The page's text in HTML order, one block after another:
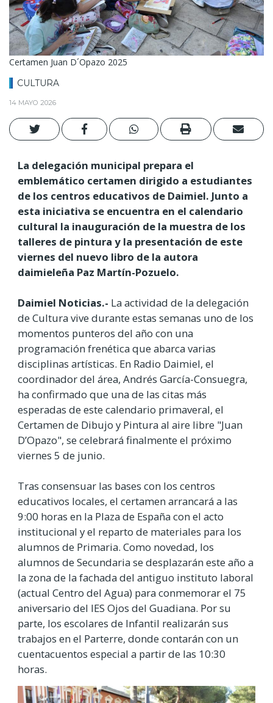
Certamen Juan D´Opazo 2025
CULTURA
14 MAYO 2026
La delegación municipal prepara el
emblemático certamen dirigido a estudiantes
de los centros educativos de Daimiel. Junto a
esta iniciativa se encuentra en el calendario
cultural la inauguración de la muestra de los
talleres de pintura y la presentación de este
viernes del nuevo libro de la autora
daimieleña Paz Martín-Pozuelo.
Daimiel Noticias.- La actividad de la delegación
de Cultura vive durante estas semanas uno de los
momentos punteros del año con una
programación frenética que abarca varias
disciplinas artísticas. En Radio Daimiel, el
coordinador del área, Andrés García-Consuegra,
ha confirmado que una de las citas más
esperadas de este calendario primaveral, el
Certamen de Dibujo y Pintura al aire libre "Juan
D’Opazo", se celebrará finalmente el próximo
viernes 5 de junio.
Tras consensuar las bases con los centros
educativos locales, el certamen arrancará a las
9:00 horas en la Plaza de España con el acto
institucional y el reparto de materiales para los
alumnos de Primaria. Como novedad, los
alumnos de Secundaria se desplazarán este año a
la zona de la fachada del antiguo instituto laboral
(actual Centro del Agua) para conmemorar el 75
aniversario del IES Ojos del Guadiana. Por su
parte, los escolares de Infantil realizarán sus
trabajos en el Parterre, donde contarán con un
cuentacuentos especial a partir de las 10:30
horas.